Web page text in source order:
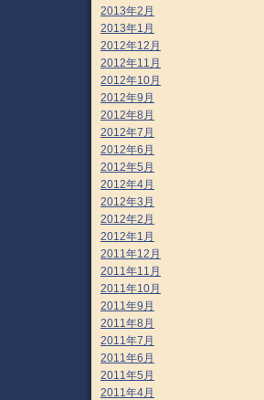
2013年2月
2013年1月
2012年12月
2012年11月
2012年10月
2012年9月
2012年8月
2012年7月
2012年6月
2012年5月
2012年4月
2012年3月
2012年2月
2012年1月
2011年12月
2011年11月
2011年10月
2011年9月
2011年8月
2011年7月
2011年6月
2011年5月
2011年4月